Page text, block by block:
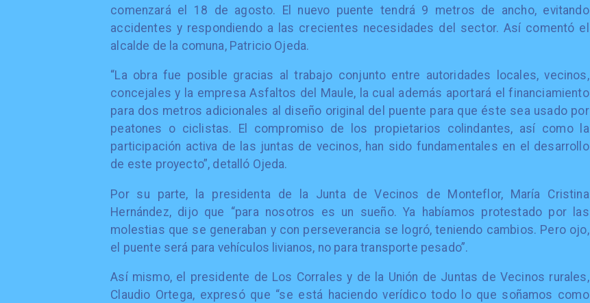
comenzará el 18 de agosto. El nuevo puente tendrá 9 metros de ancho, evitando
accidentes y respondiendo a las crecientes necesidades del sector. Así comentó el
alcalde de la comuna, Patricio Ojeda.
“La obra fue posible gracias al trabajo conjunto entre autoridades locales, vecinos,
concejales y la empresa Asfaltos del Maule, la cual además aportará el financiamiento
para dos metros adicionales al diseño original del puente para que éste sea usado por
peatones o ciclistas. El compromiso de los propietarios colindantes, así como la
participación activa de las juntas de vecinos, han sido fundamentales en el desarrollo
de este proyecto”, detalló Ojeda.
Por su parte, la presidenta de la Junta de Vecinos de Monteflor, María Cristina
Hernández, dijo que “para nosotros es un sueño. Ya habíamos protestado por las
molestias que se generaban y con perseverancia se logró, teniendo cambios. Pero ojo,
el puente será para vehículos livianos, no para transporte pesado”.
Así mismo, el presidente de Los Corrales y de la Unión de Juntas de Vecinos rurales,
Claudio Ortega, expresó que “se está haciendo verídico todo lo que soñamos como